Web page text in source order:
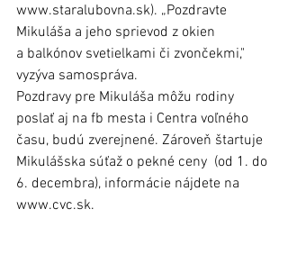
www.staralubovna.sk). „Pozdravte
Mikuláša a jeho sprievod z okien
a balkónov svetielkami či zvončekmi,"
vyzýva samospráva.
Pozdravy pre Mikuláša môžu rodiny
poslať aj na fb mesta i Centra voľného
času, budú zverejnené. Zároveň štartuje
Mikulášska súťaž o pekné ceny  (od 1. do
6. decembra), informácie nájdete na
www.cvc.sk.